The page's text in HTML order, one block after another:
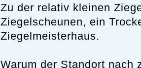
Zu der relativ kleinen
Ziegelscheunen, ein
Ziegelmeisterhaus.
Warum der Standort nach